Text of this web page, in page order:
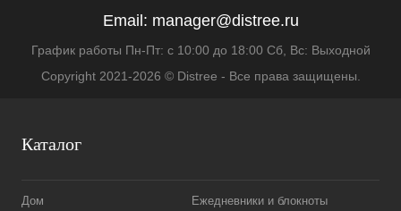
Каталог
Дом Ежедневники и блокноты
Email: manager@distree.ru
График работы Пн-Пт: с 10:00 до 18:00 Сб, Вс: Выходной
Copyright 2021-2026 © Distree - Все права защищены.